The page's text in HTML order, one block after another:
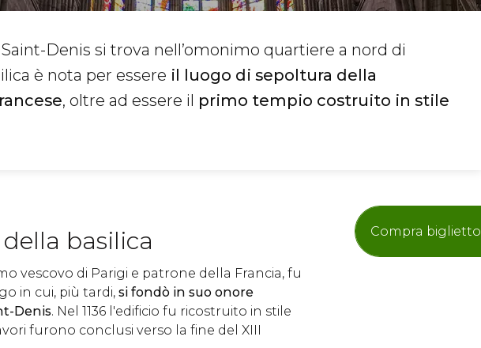
Denis si trova nell’omonimo quartiere a nord di
è nota per essere il luogo di sepoltura della
, oltre ad essere il primo tempio costruito in stile
Compra biglietto
basilica
vescovo di Parigi e patrone della Francia, fu
in cui, più tardi, si fondò in suo onore
Denis. Nel 1136 l'edificio fu ricostruito in stile
furono conclusi verso la fine del XIII